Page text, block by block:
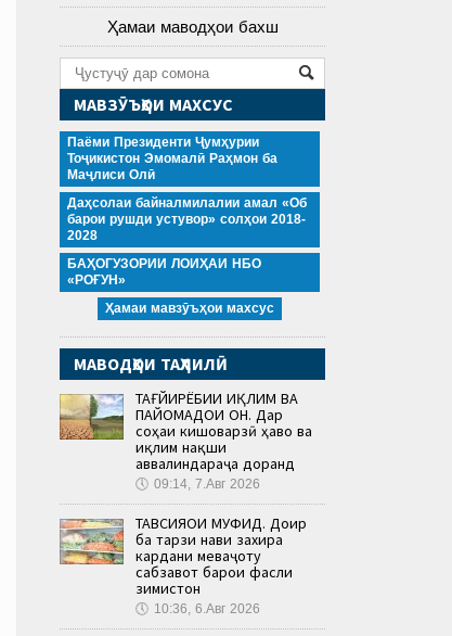
Ҳамаи маводҳои бахш
МАВЗӮЪҲОИ МАХСУС
Паёми Президенти Ҷумҳурии
Тоҷикистон Эмомалӣ Раҳмон ба
Маҷлиси Олӣ
Даҳсолаи байналмилалии амал «Об
барои рушди устувор» солҳои 2018-
2028
БАҲОГУЗОРИИ ЛОИҲАИ НБО
«РОҒУН»
Ҳамаи мавзӯъҳои махсус
МАВОДҲОИ ТАҲЛИЛӢ
ТАҒЙИРЁБИИ ИҚЛИМ ВА
ПАЙОМАДҲОИ ОН. Дар
соҳаи кишоварзӣ ҳаво ва
иқлим нақши
аввалиндараҷа доранд
🕔 09:14, 7.Авг 2026
ТАВСИЯҲОИ МУФИД. Доир
ба тарзи нави захира
кардани меваҷоту
сабзавот барои фасли
зимистон
🕔 10:36, 6.Авг 2026